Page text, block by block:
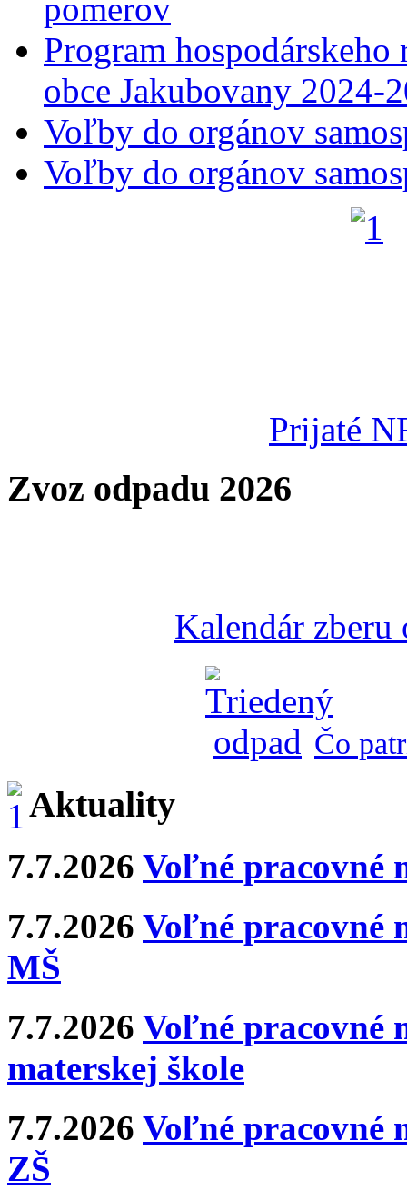
pomerov
Program
obce Jakubovany 2024-
Voľby do orgánov
Voľby do orgánov
Prijaté
Zvoz odpadu 2026
Kalendár zberu
Čo
Aktuality
7.7.2026 Voľné pracovné
7.7.2026 Voľné pracovné
MŠ
7.7.2026 Voľné pracovné
materskej škole
7.7.2026 Voľné pracovné
ZŠ